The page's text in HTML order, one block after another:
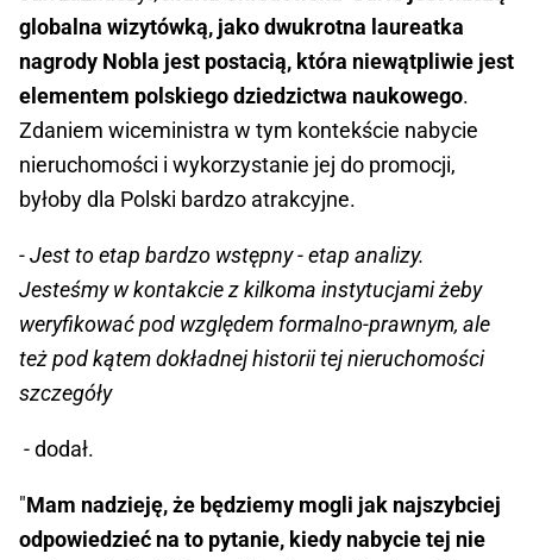
globalna wizytówką, jako dwukrotna laureatka
nagrody Nobla jest postacią, która niewątpliwie jest
elementem polskiego dziedzictwa naukowego.
Zdaniem wiceministra w tym kontekście nabycie
nieruchomości i wykorzystanie jej do promocji,
byłoby dla Polski bardzo atrakcyjne.
- Jest to etap bardzo wstępny - etap analizy.
Jesteśmy w kontakcie z kilkoma instytucjami żeby
weryfikować pod względem formalno-prawnym, ale
też pod kątem dokładnej historii tej nieruchomości
szczegóły
- dodał.
"Mam nadzieję, że będziemy mogli jak najszybciej
odpowiedzieć na to pytanie, kiedy nabycie tej nie